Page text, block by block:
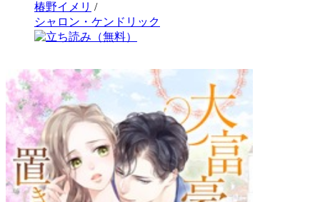
椿野イメリ /
シャロン・ケンドリック